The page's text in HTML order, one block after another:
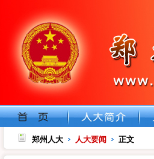
郑州人大 人大要闻 正文